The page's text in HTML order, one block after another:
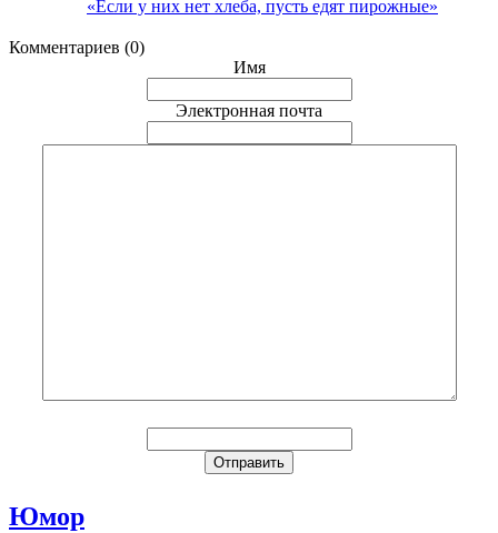
«Если у них нет хлеба, пусть едят пирожные»
Комментариев (0)
Имя
Электронная почта
Юмор